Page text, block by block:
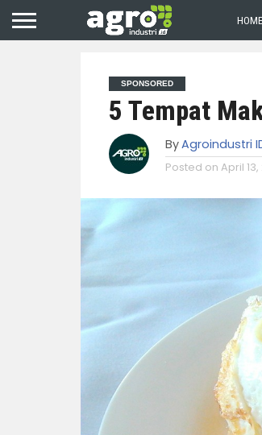
HOME
SPONSORED
5 Tempat
ByAgroindustri
Posted on April 13,